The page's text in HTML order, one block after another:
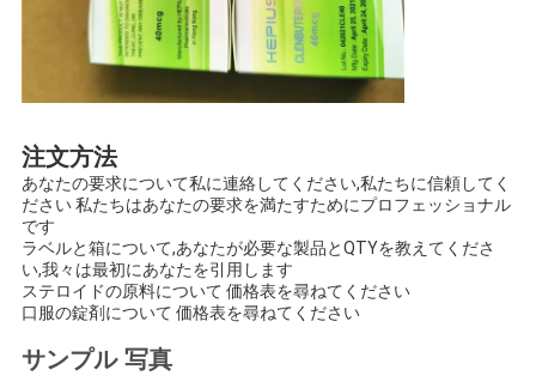
注文方法
あなたの要求について私に連絡してください,私たちに信頼してく
ださい 私たちはあなたの要求を満たすためにプロフェッショナル
です
ラベルと箱について,あなたが必要な製品とQTYを教えてくださ
い,我々は最初にあなたを引用します
ステロイドの原料について 価格表を尋ねてください
口服の錠剤について 価格表を尋ねてください
サンプル 写真